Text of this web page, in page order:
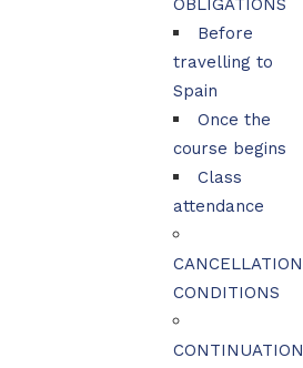
OBLIGATIONS
Before
travelling to
Spain
Once the
course begins
Class
attendance
CANCELLATION
CONDITIONS
CONTINUATION